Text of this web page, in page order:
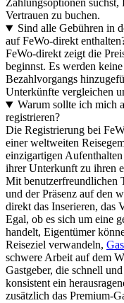
Zahlungsoptionen
Vertrauen zu buchen.
Sind alle Gebühren in
auf FeWo-direkt
FeWo-direkt zeigt die
beginnst. Es werden
Bezahlvorgangs
Unterkünfte vergleichen
Warum sollte ich mich
registrieren?
Die Registrierung bei
einer weltweiten
einzigartigen
ihrer Unterkunft zu ihren
Mit benutzerfreundlichen
und der Präsenz auf den
direkt das Inserieren, das
Egal, ob es sich um eine
handelt, Eigentümer
Reiseziel verwandeln,
schwere Arbeit auf dem
Gastgeber, die schnell
konsistent ein
zusätzlich das Premium-